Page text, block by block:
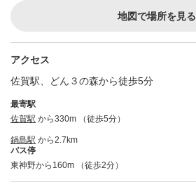
地図で場所を見る
アクセス
佐賀駅、どん３の森から徒歩5分
最寄駅
佐賀駅 から330m （徒歩5分）
鍋島駅 から2.7km
バス停
東神野から160m （徒歩2分）